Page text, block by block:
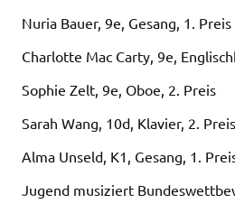
Nuria Bauer, 9e, Gesang, 1. Preis
Charlotte Mac Carty, 9e,
Sophie Zelt, 9e, Oboe, 2. Preis
Sarah Wang, 10d, Klavier, 2. Preis
Alma Unseld, K1, Gesang, 1.
Jugend musiziert